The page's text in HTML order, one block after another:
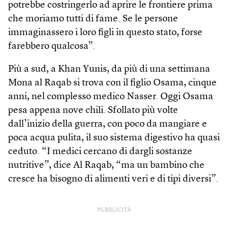
potrebbe costringerlo ad aprire le frontiere prima
che moriamo tutti di fame. Se le persone
immaginassero i loro figli in questo stato, forse
farebbero qualcosa”.
Più a sud, a Khan Yunis, da più di una settimana
Mona al Raqab si trova con il figlio Osama, cinque
anni, nel complesso medico Nasser. Oggi Osama
pesa appena nove chili. Sfollato più volte
dall’inizio della guerra, con poco da mangiare e
poca acqua pulita, il suo sistema digestivo ha quasi
ceduto. “I medici cercano di dargli sostanze
nutritive”, dice Al Raqab, “ma un bambino che
cresce ha bisogno di alimenti veri e di tipi diversi”.
PUBBLICITÀ